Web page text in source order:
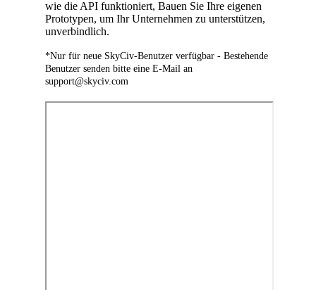
wie die API funktioniert, Bauen Sie Ihre eigenen
Prototypen, um Ihr Unternehmen zu unterstützen,
unverbindlich.
*Nur für neue SkyCiv-Benutzer verfügbar - Bestehende
Benutzer senden bitte eine E-Mail an
support@skyciv.com